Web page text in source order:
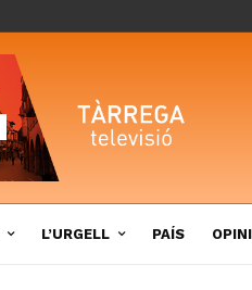
L’URGELL PAÍS